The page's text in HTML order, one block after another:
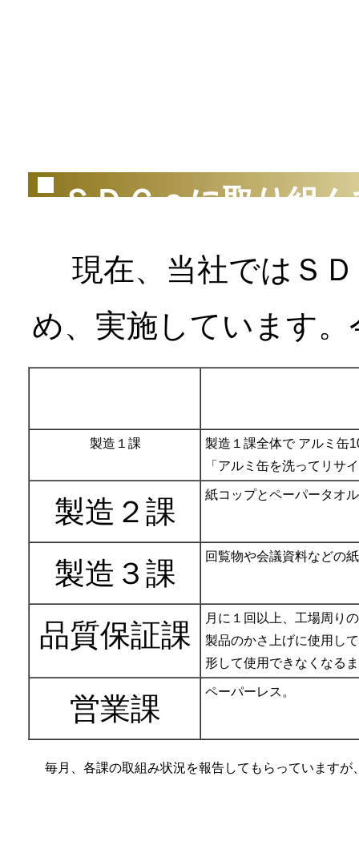
ＳＤＧｓに取り組
現在、当社ではＳＤ
め、実施しています
製造１課
製造１課全体で アルミ缶
「アルミ缶を洗ってリサ
製造２課 紙コップとペーパータオ
製造３課 回覧物や会議資料などの
品質保証課
月に１回以上、工場周り
製品のかさ上げに使用し
形して使用できなくなる
営業課 ペーパーレス。
毎月、各課の取組み状況を報告してもらっていますが